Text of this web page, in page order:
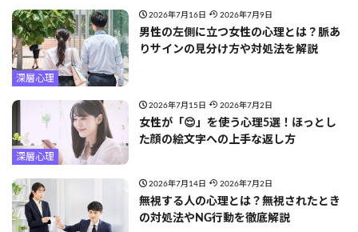
深層心理
2026年7月16日 2026年7月9日
男性の左側に立つ女性の心理とは？脈あ
りサインの見分け方や対処法を解説
深層心理
2026年7月15日 2026年7月2日
女性が「😌」を使う心理5選！ほっとし
た顔の絵文字への上手な返し方
2026年7月14日 2026年7月2日
無視する人の心理とは？無視されたとき
の対処法やNG行動を徹底解説